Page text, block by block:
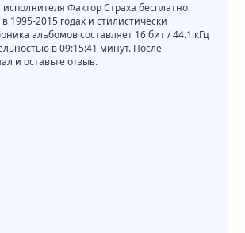
Фактор Страха бесплатно.
1995-2015 годах и стилистически
альбомов составляет 16 бит / 44.1 кГц
в 09:15:41 минут. После
и оставьте отзыв.